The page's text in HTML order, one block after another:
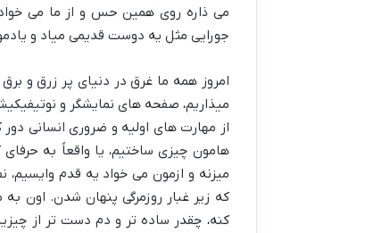
می ذاره روی همین حس و از ما می
جورایی مثل یه دوست قدیمی میاد و
امروز همه ما غرق در دنیای پر زرق و
میذاریم، صفحه های نمایشگر و
از مهارت های اولیه و ضروری انسانی
هامون چیزی ساختیم، یا واقعاً به
میزنه و ازمون می خواد یه قدم
که زیر غبار روزمرگی پنهان شدن. اون
کنه، چقدر ساده تر و دم دست تر از